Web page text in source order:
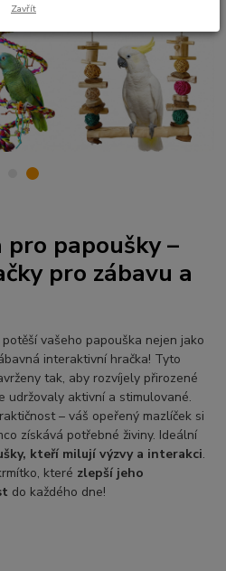
papoušky –
pro zábavu a
vašeho papouška nejen jako
interaktivní hračka! Tyto
tak, aby rozvíjely přirozené
udržovaly aktivní a stimulované.
– váš opeřený mazlíček si
získává potřebné živiny. Ideální
kteří milují výzvy a interakci.
které zlepší jeho
do každého dne!
Zavřít